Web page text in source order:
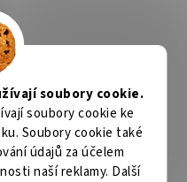
soubory cookie.
soubory cookie ke
Soubory cookie také
údajů za účelem
naší reklamy. Další
frézka
242 Kč
Do košíku